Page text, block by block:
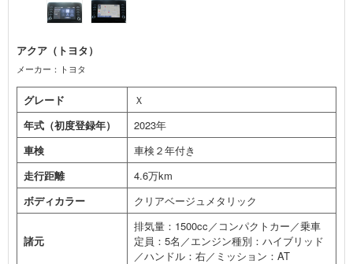
アクア（トヨタ）
メーカー：トヨタ
グレード
Ｘ
年式（初度登録年）
2023年
車検
車検２年付き
走行距離
4.6万km
ボディカラー
クリアベージュメタリック
諸元
排気量：1500cc／コンパクトカー／乗車
定員：5名／エンジン種別：ハイブリッド
／ハンドル：右／ミッション：AT